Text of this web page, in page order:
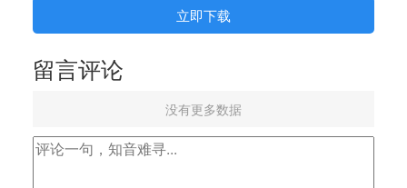
立即下载
留言评论
没有更多数据